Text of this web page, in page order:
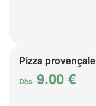
Pizza provençale
Dès 9.00 €